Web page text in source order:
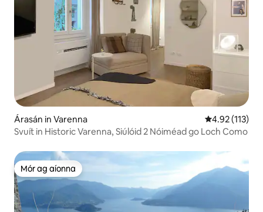
Árasán in Varenna Meánrátáil
4.92 (113)
Svuít in Historic Varenna, Siúlóid 2 Nóiméad go Loch Como
Mór ag aíonna
Mór ag aíonna